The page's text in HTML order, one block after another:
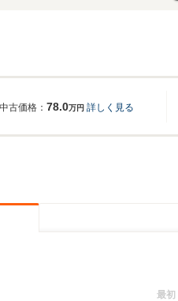
古価格： 78.0万円 詳しく見る
最初